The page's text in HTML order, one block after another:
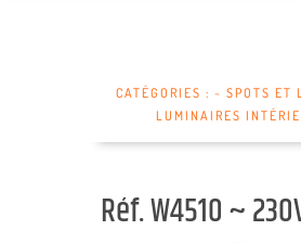
CATÉGORIES :~ SPOTS ET
LUMINAIRES
Réf. W4510 ~